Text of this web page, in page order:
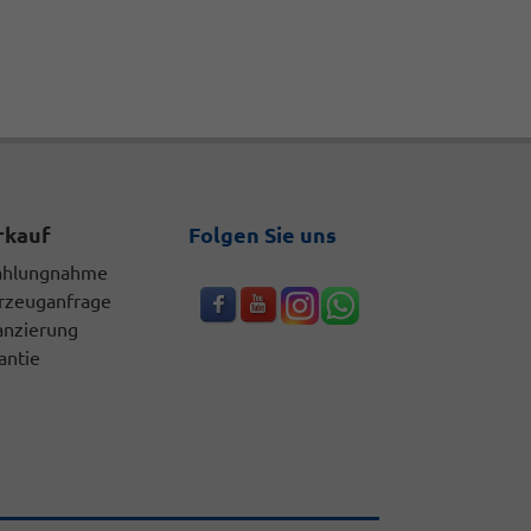
Folgen Sie uns